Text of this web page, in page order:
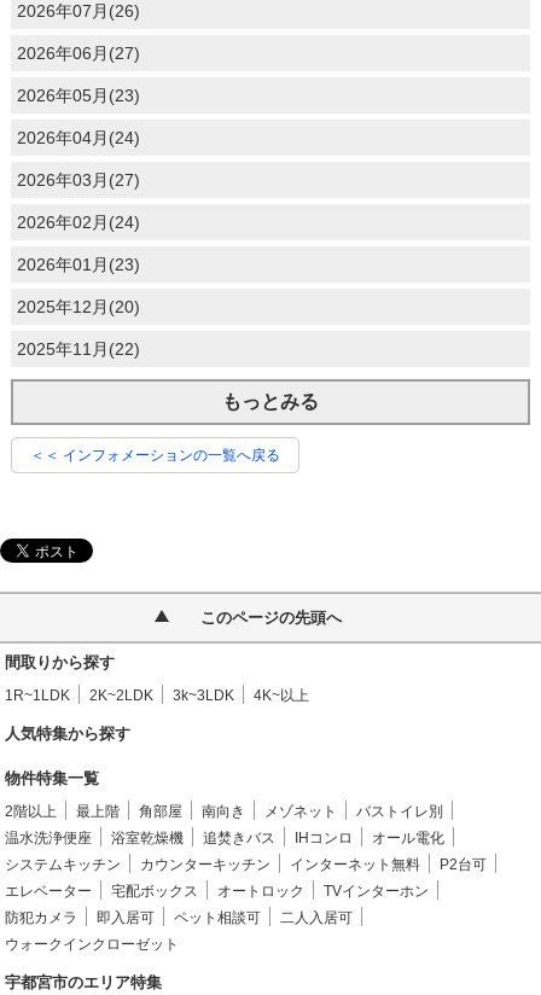
2026年07月(26)
2026年06月(27)
2026年05月(23)
2026年04月(24)
2026年03月(27)
2026年02月(24)
2026年01月(23)
2025年12月(20)
2025年11月(22)
もっとみる
＜＜ インフォメーションの一覧へ戻る
このページの先頭へ
間取りから探す
1R~1LDK 2K~2LDK 3k~3LDK 4K~以上
人気特集から探す
物件特集一覧
2階以上 最上階 角部屋 南向き メゾネット
バストイレ別
温水洗浄便座
浴室乾燥機 追焚きバス IHコンロ
オール電化
システムキッチン
カウンターキッチン インターネット無料
P2台可
エレベーター
宅配ボックス オートロック
TVインターホン
防犯カメラ
即入居可 ペット相談可
二人入居可
ウォークインクローゼット
宇都宮市のエリア特集